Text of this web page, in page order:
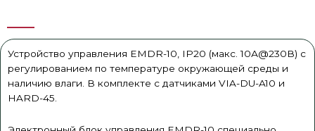
Устройство управления EMDR-10, IP20 (макс. 10А@230В) с
регулированием по температуре окружающей среды и
наличию влаги. В комплекте с датчиками VIA-DU-A10 и
HARD-45.